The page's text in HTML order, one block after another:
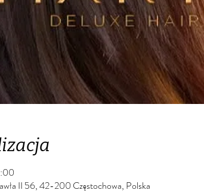
II 56, 42-200 Częstochowa, Polska